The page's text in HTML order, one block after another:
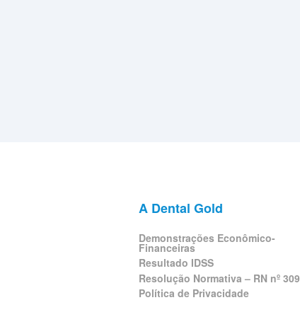
A Dental Gold
Demonstrações Econômico-
Financeiras
Resultado IDSS
Resolução Normativa – RN nº 309
Política de Privacidade